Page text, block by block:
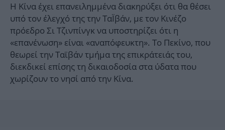
Η Κίνα έχει επανειλημμένα διακηρύξει ότι θα θέσει
υπό τον έλεγχό της την ΤαΪβάν, με τον Κινέζο
πρόεδρο Σι Τζινπίνγκ να υποστηρίζει ότι η
«επανένωση» είναι «αναπόφευκτη». Το Πεκίνο, που
θεωρεί την Ταϊβάν τμήμα της επικράτειάς του,
διεκδικεί επίσης τη δικαιοδοσία στα ύδατα που
χωρίζουν το νησί από την Κίνα.